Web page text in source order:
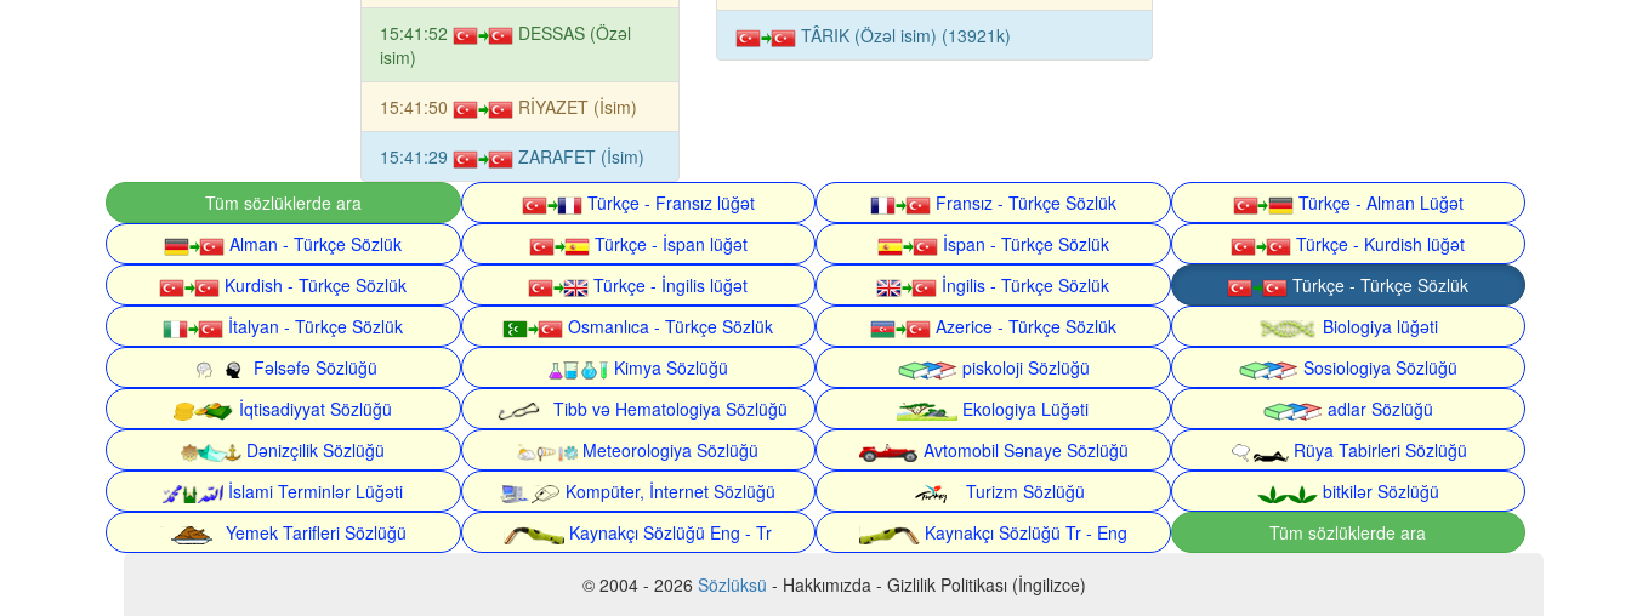
15:41:52
DESSAS (Özəl
isim)
15:41:50 RİYAZET (İsim)
15:41:29 ZARAFET (İsim)
TÂRIK (Özəl isim) (13921k)
Tüm sözlüklerde ara Türkçe - Fransız lüğət Fransız - Türkçe Sözlük
Türkçe - Alman Lüğət
Alman - Türkçe Sözlük
Türkçe - İspan lüğət İspan - Türkçe Sözlük
Türkçe - Kurdish lüğət
Kurdish - Türkçe Sözlük
Türkçe - İngilis lüğət İngilis - Türkçe Sözlük
Türkçe - Türkçe Sözlük
İtalyan - Türkçe Sözlük
Osmanlıca - Türkçe Sözlük Azerice - Türkçe Sözlük
Biologiya lüğəti
Fəlsəfə Sözlüğü
Kimya Sözlüğü piskoloji Sözlüğü
Sosiologiya Sözlüğü
İqtisadiyyat Sözlüğü
Tibb və Hematologiya Sözlüğü Ekologiya Lüğəti
adlar Sözlüğü
Dənizçilik Sözlüğü
Meteorologiya Sözlüğü Avtomobil Sənaye Sözlüğü
Rüya Tabirleri Sözlüğü
İslami Terminlər Lüğəti
Kompüter, İnternet Sözlüğü Turizm Sözlüğü
bitkilər Sözlüğü
Yemek Tarifleri Sözlüğü
Kaynakçı Sözlüğü Eng - Tr Kaynakçı Sözlüğü Tr - Eng Tüm sözlüklerde ara
© 2004 - 2026 Sözlüksü - Hakkımızda - Gizlilik Politikası (İngilizce)